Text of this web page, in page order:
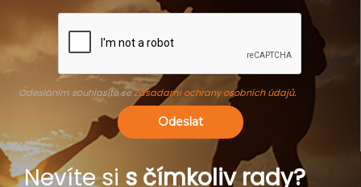
Odesláním souhlasíte seZásadami ochrany osobních údajů.
Odeslat
Nevíte si s čímkoliv rady?